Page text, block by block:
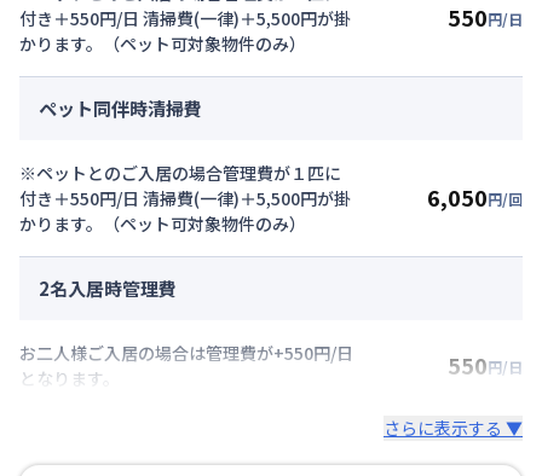
付き＋550円/日 清掃費(一律)＋5,500円が掛
かります。（ペット可対象物件のみ）
550円/日
ペット同伴時清掃費
※ペットとのご入居の場合管理費が１匹に
付き＋550円/日 清掃費(一律)＋5,500円が掛
かります。（ペット可対象物件のみ）
6,050円/回
2名入居時管理費
お二人様ご入居の場合は管理費が+550円/日
となります。
550円/日
さらに表示する ▼